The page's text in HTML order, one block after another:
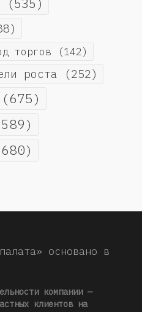
(535)
торгов (142)
роста (252)
(675)
основано в
компании —
клиентов на